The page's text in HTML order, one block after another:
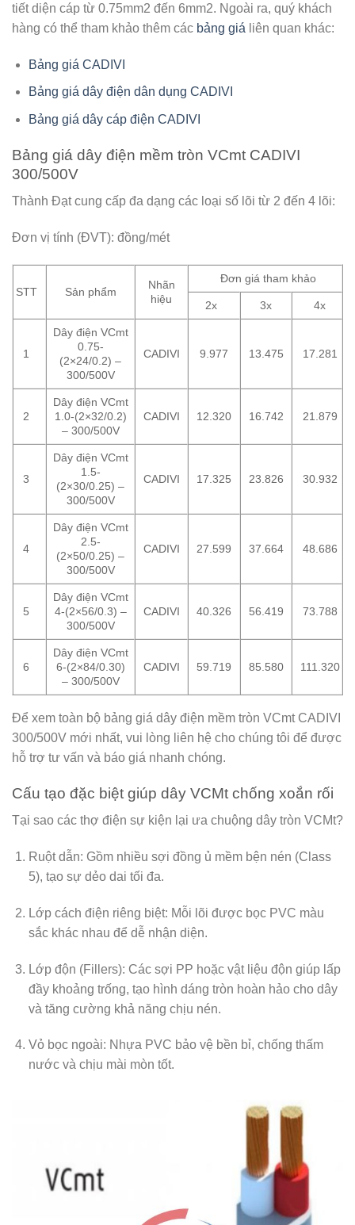
tiết diện cáp từ 0.75mm2 đến 6mm2. Ngoài ra, quý khách
hàng có thể tham khảo thêm các bảng giá liên quan khác:
Bảng giá CADIVI
Bảng giá dây điện dân dụng CADIVI
Bảng giá dây cáp điện CADIVI
Bảng giá dây điện mềm tròn VCmt CADIVI
300/500V
Thành Đạt cung cấp đa dạng các loại số lõi từ 2 đến 4 lõi:
Đơn vị tính (ĐVT): đồng/mét
STT Sản phẩm
Nhãn
hiệu
Đơn giá tham khảo
2x 3x 4x
1
Dây điện VCmt
0.75-
(2×24/0.2) –
300/500V
CADIVI 9.977 13.475 17.281
2
Dây điện VCmt
1.0-(2×32/0.2)
– 300/500V
CADIVI 12.320 16.742 21.879
3
Dây điện VCmt
1.5-
(2×30/0.25) –
300/500V
CADIVI 17.325 23.826 30.932
4
Dây điện VCmt
2.5-
(2×50/0.25) –
300/500V
CADIVI 27.599 37.664 48.686
5
Dây điện VCmt
4-(2×56/0.3) –
300/500V
CADIVI 40.326 56.419 73.788
6
Dây điện VCmt
6-(2×84/0.30)
– 300/500V
CADIVI 59.719 85.580 111.320
Để xem toàn bộ bảng giá dây điện mềm tròn VCmt CADIVI
300/500V mới nhất, vui lòng liên hệ cho chúng tôi để được
hỗ trợ tư vấn và báo giá nhanh chóng.
Cấu tạo đặc biệt giúp dây VCMt chống xoắn rối
Tại sao các thợ điện sự kiện lại ưa chuộng dây tròn VCMt?
Ruột dẫn: Gồm nhiều sợi đồng ủ mềm bện nén (Class
5), tạo sự dẻo dai tối đa.
Lớp cách điện riêng biệt: Mỗi lõi được bọc PVC màu
sắc khác nhau để dễ nhận diện.
Lớp độn (Fillers): Các sợi PP hoặc vật liệu độn giúp lấp
đầy khoảng trống, tạo hình dáng tròn hoàn hảo cho dây
và tăng cường khả năng chịu nén.
Vỏ bọc ngoài: Nhựa PVC bảo vệ bền bỉ, chống thấm
nước và chịu mài mòn tốt.